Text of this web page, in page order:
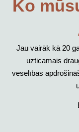
Ko
Jau vairāk kā 20
uzticamais
veselības